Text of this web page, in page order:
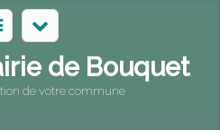
de Bouquet
de votre commune